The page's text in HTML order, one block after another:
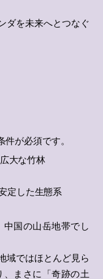
ダを未来へとつなぐ
が必須です。
大な竹林
定した生態系
国の山岳地帯でし
域ではほとんど見ら
まさに「奇跡の土